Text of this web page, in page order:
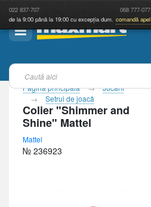
022 837-707 068 777-077
de la 9:00 până la 19:00 cu excepția dum. comandă apel
Pagina principală
Jucării
Setrui de joacă
Colier "Shimmer and
Shine" Mattel
Mattel
№ 236923